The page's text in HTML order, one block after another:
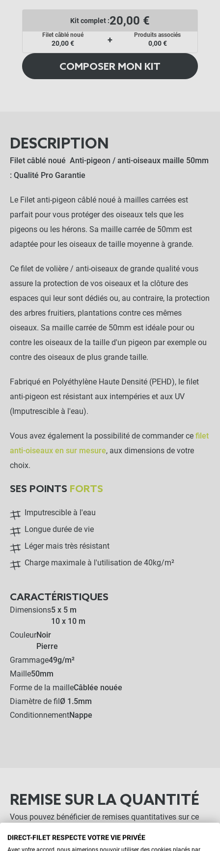
Kit complet :20,00 €
Filet câblé noué
20,00 € +
Produits associés
0,00 €
COMPOSER MON KIT
Filet câblé noué - Maille 50mm -
Nappe standard
Mousqueton double (x 100
pièces)
Clip de fixation rapide sur
0,82 €
12,60 €
PANIER
DESCRIPTION
Filet câblé noué Anti-pigeon / anti-oiseaux maille 50mm
: Qualité Pro Garantie
Le Filet anti-pigeon câblé noué à mailles carrées est
parfait pour vous protéger des oiseaux tels que les
pigeons ou les hérons. Sa maille carrée de 50mm est
adaptée pour les oiseaux de taille moyenne à grande.
Ce filet de volière / anti-oiseaux de grande qualité vous
assure la protection de vos oiseaux et la clôture des
espaces qui leur sont dédiés ou, au contraire, la protection
des arbres fruitiers, plantations contre ces mêmes
oiseaux. Sa maille carrée de 50mm est idéale pour ou
contre les oiseaux de la taille d'un pigeon par exemple ou
contre des oiseaux de plus grande taille.
Fabriqué en Polyéthylène Haute Densité (PEHD), le filet
anti-pigeon est résistant aux intempéries et aux UV
(Imputrescible à l'eau).
Vous avez également la possibilité de commander ce filet
anti-oiseaux en sur mesure, aux dimensions de votre
choix.
SES POINTS FORTS
Imputrescible à l'eau
Longue durée de vie
Léger mais très résistant
Charge maximale à l'utilisation de 40kg/m²
CARACTÉRISTIQUES
Dimensions5 x 5 m
10 x 10 m
CouleurNoir
Pierre
Grammage49g/m²
Maille50mm
Forme de la mailleCâblée nouée
Diamètre de fil Ø 1.5mm
ConditionnementNappe
REMISE SUR LA QUANTITÉ
Vous pouvez bénéficier de remises quantitatives sur ce
produit : Plus vous commandez, moins vous payez !
DIRECT-FILET RESPECTE VOTRE VIE PRIVÉE
Avec votre accord, nous aimerions pouvoir utiliser des cookies placés par